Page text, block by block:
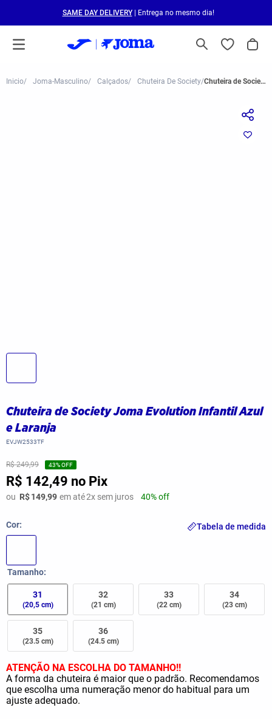
SAME DAY DELIVERY| Entrega no mesmo dia!
Joma-Masculino Calçados Chuteira De Society Chuteira de Society Joma Evolution Infantil Azul e Laranja
Chuteira de Society Joma Evolution Infantil Azul
e Laranja
EVJW2533TF
R$ 249,99 43% OFF
R$ 142,49 no Pix
ou R$149,99 em até2x sem juros 40% off
Cor
Tamanho
31
(20,5 cm)
32
(21 cm)
33
(22 cm)
34
(23 cm)
35
(23.5 cm)
36
(24.5 cm)
Tabela de medida
ATENÇÃO NA ESCOLHA DO TAMANHO!!
A forma da chuteira é maior que o padrão. Recomendamos
que escolha uma numeração menor do habitual para um
ajuste adequado.